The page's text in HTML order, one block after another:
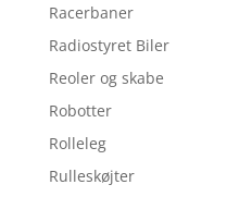
Racerbaner
Radiostyret Biler
Reoler og skabe
Robotter
Rolleleg
Rulleskøjter